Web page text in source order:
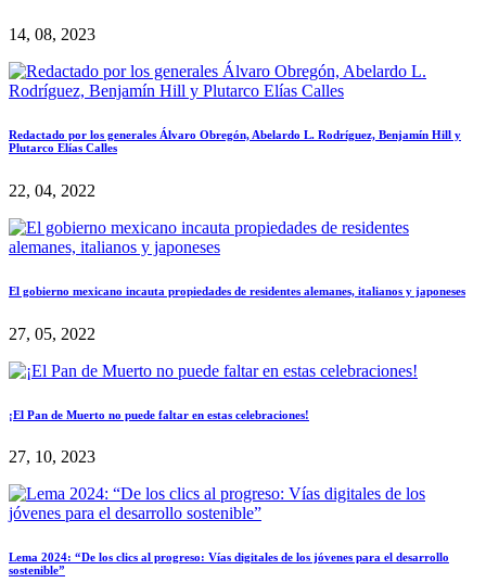
14, 08, 2023
Redactado por los generales Álvaro Obregón, Abelardo L. Rodríguez, Benjamín Hill y
Plutarco Elías Calles
22, 04, 2022
El gobierno mexicano incauta propiedades de residentes alemanes, italianos y japoneses
27, 05, 2022
¡El Pan de Muerto no puede faltar en estas celebraciones!
27, 10, 2023
Lema 2024: “De los clics al progreso: Vías digitales de los jóvenes para el desarrollo
sostenible”